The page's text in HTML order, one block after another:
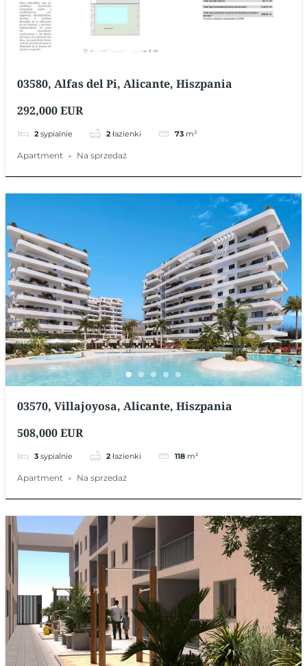
03580, Alfas del Pi, Alicante, Hiszpania
292,000 EUR
2 sypialnie 2 łazienki 73 m²
Apartment Na sprzedaż
03570, Villajoyosa, Alicante, Hiszpania
508,000 EUR
3 sypialnie 2 łazienki 118 m²
Apartment Na sprzedaż